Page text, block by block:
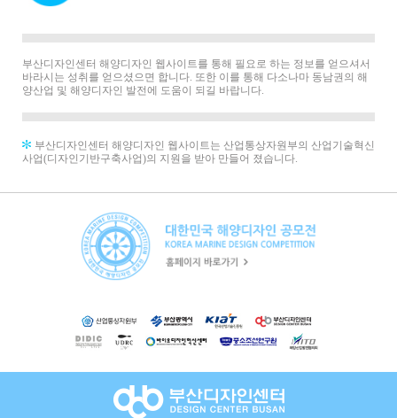
부산디자인센터 해양디자인 웹사이트를 통해 필요로 하는 정보를 얻으셔서
바라시는 성취를 얻으셨으면 합니다. 또한 이를 통해 다소나마 동남권의 해
양산업 및 해양디자인 발전에 도움이 되길 바랍니다.
부산디자인센터 해양디자인 웹사이트는 산업통상자원부의 산업기술혁신
사업(디자인기반구축사업)의 지원을 받아 만들어 졌습니다.